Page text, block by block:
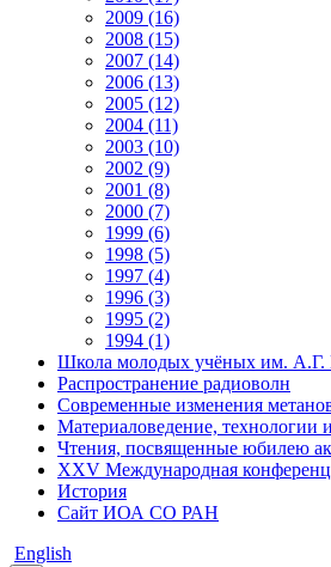
2009 (16)
2008 (15)
2007 (14)
2006 (13)
2005 (12)
2004 (11)
2003 (10)
2002 (9)
2001 (8)
2000 (7)
1999 (6)
1998 (5)
1997 (4)
1996 (3)
1995 (2)
1994 (1)
Школа молодых учёных им. А.Г.
Распространение радиоволн
Современные изменения
Материаловедение, технологии
Чтения, посвященные юбилею
XXV Международная
История
Сайт ИОА СО РАН
English